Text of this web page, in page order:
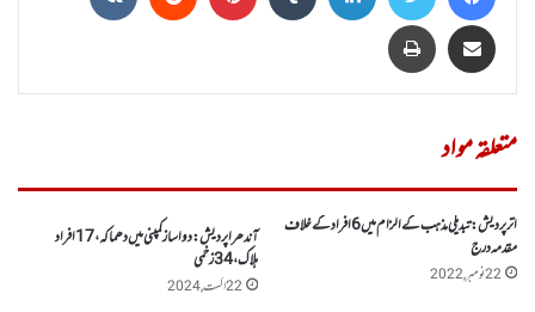
Share via Email
پرنٹ
متعلقہ مواد
اتر پردیش :تبدیلی مذہب کے الزام میں 6افراد کے خلاف
مقدمہ درج
22 نومبر, 2022
آندھرا پردیش : دوا ساز کمپنی میں دھماکہ ،17 افراد
ہلاک، 34 زخمی
22 اگست, 2024